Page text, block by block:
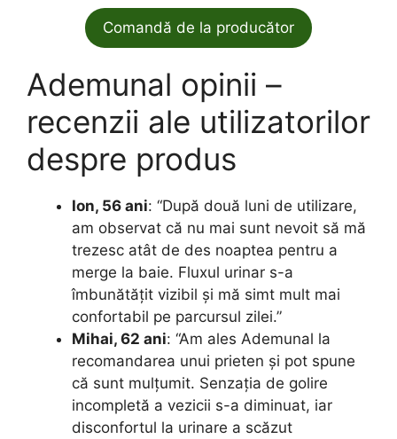
Comandă de la producător
Ademunal opinii –
recenzii ale utilizatorilor
despre produs
Ion, 56 ani: “După două luni de utilizare,
am observat că nu mai sunt nevoit să mă
trezesc atât de des noaptea pentru a
merge la baie. Fluxul urinar s-a
îmbunătățit vizibil și mă simt mult mai
confortabil pe parcursul zilei.”
Mihai, 62 ani: “Am ales Ademunal la
recomandarea unui prieten și pot spune
că sunt mulțumit. Senzația de golire
incompletă a vezicii s-a diminuat, iar
disconfortul la urinare a scăzut